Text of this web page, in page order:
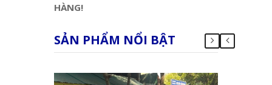
HÀNG!
SẢN PHẨM NỔI BẬT